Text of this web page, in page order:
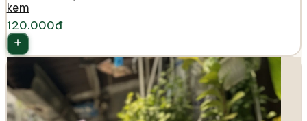
kem
120.000đ